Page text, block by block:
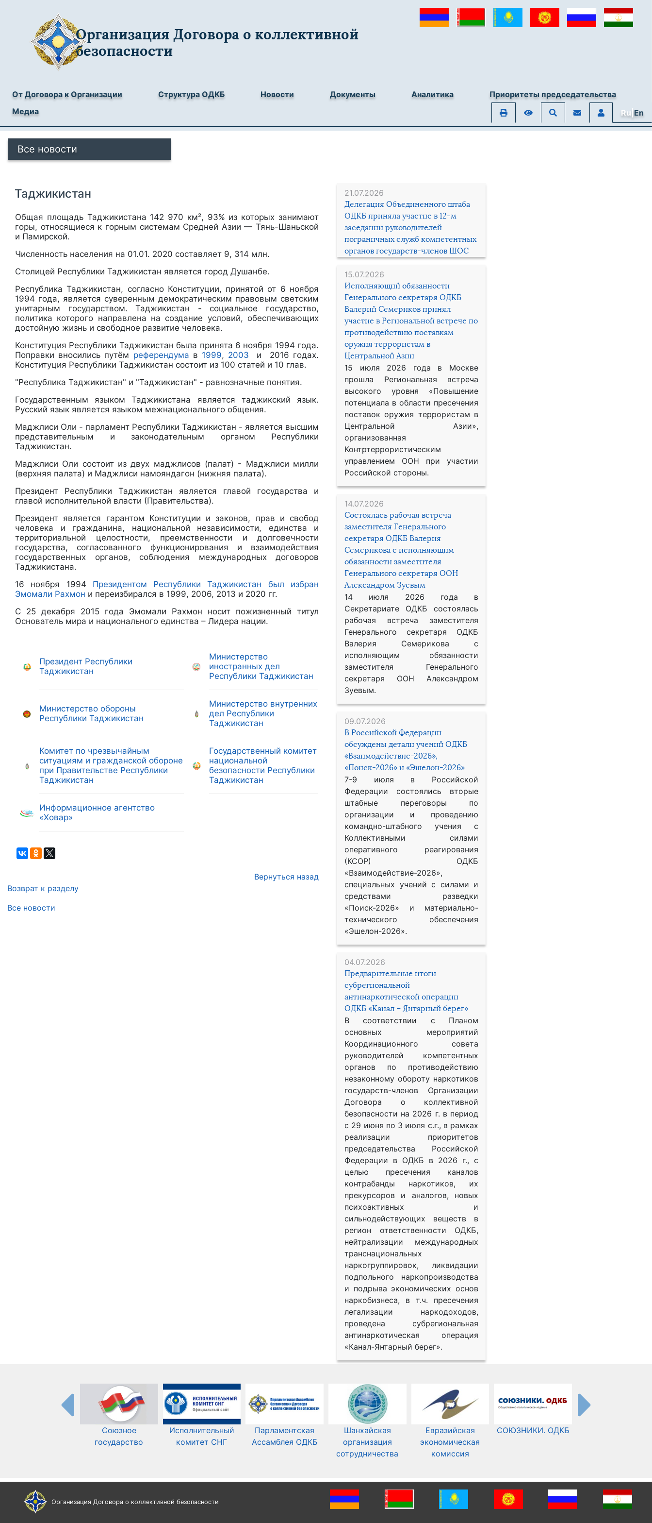
Организация Договора о коллективной
безопасности
От Договора к Организации Структура ОДКБ Новости Документы Аналитика
Приоритеты председательства
Медиа
Ru|En
Все новости
21.07.2026
Делегация Объединенного штаба
ОДКБ приняла участие в 12-м
заседании руководителей
пограничных служб компетентных
органов государств-членов ШОС
15.07.2026
Исполняющий обязанности
Генерального секретаря ОДКБ
Валерий Семериков принял
участие в Региональной встрече по
противодействию поставкам
оружия террористам в
Центральной Азии
15 июля 2026 года в Москве
прошла Региональная встреча
высокого уровня «Повышение
потенциала в области пресечения
поставок оружия террористам в
Центральной Азии»,
организованная
Контртеррористическим
управлением ООН при участии
Российской стороны.
14.07.2026
Состоялась рабочая встреча
заместителя Генерального
секретаря ОДКБ Валерия
Семерикова с исполняющим
обязанности заместителя
Генерального секретаря ООН
Александром Зуевым
14 июля 2026 года в
Секретариате ОДКБ состоялась
рабочая встреча заместителя
Генерального секретаря ОДКБ
Валерия Семерикова с
исполняющим обязанности
заместителя Генерального
секретаря ООН Александром
Зуевым.
09.07.2026
В Российской Федерации
обсуждены детали учений ОДКБ
«Взаимодействие-2026»,
«Поиск-2026» и «Эшелон-2026»
7-9 июля в Российской
Федерации состоялись вторые
штабные переговоры по
организации и проведению
командно-штабного учения с
Коллективными силами
оперативного реагирования
(КСОР) ОДКБ
«Взаимодействие-2026»,
специальных учений с силами и
средствами разведки
«Поиск-2026» и материально-
технического обеспечения
«Эшелон-2026».
04.07.2026
Предварительные итоги
субрегиональной
антинаркотической операции
ОДКБ «Канал – Янтарный берег»
В соответствии с Планом
основных мероприятий
Координационного совета
руководителей компетентных
органов по противодействию
незаконному обороту наркотиков
государств-членов Организации
Договора о коллективной
безопасности на 2026 г. в период
с 29 июня по 3 июля с.г., в рамках
реализации приоритетов
председательства Российской
Федерации в ОДКБ в 2026 г., с
целью пресечения каналов
контрабанды наркотиков, их
прекурсоров и аналогов, новых
психоактивных и
сильнодействующих веществ в
регион ответственности ОДКБ,
нейтрализации международных
транснациональных
наркогруппировок, ликвидации
подпольного наркопроизводства
и подрыва экономических основ
наркобизнеса, в т.ч. пресечения
легализации наркодоходов,
проведена субрегиональная
антинаркотическая операция
«Канал-Янтарный берег».
Таджикистан
Общая площадь Таджикистана 142 970 км², 93% из которых занимают
горы, относящиеся к горным системам Средней Азии — Тянь-Шаньской
и Памирской.
Численность населения на 01.01. 2020 составляет 9, 314 млн.
Столицей Республики Таджикистан является город Душанбе.
Республика Таджикистан, согласно Конституции, принятой от 6 ноября
1994 года, является суверенным демократическим правовым светским
унитарным государством. Таджикистан - социальное государство,
политика которого направлена на создание условий, обеспечивающих
достойную жизнь и свободное развитие человека.
Конституция Республики Таджикистан была принята 6 ноября 1994 года.
Поправки вносились путём референдума в 1999, 2003 и 2016 годах.
Конституция Республики Таджикистан состоит из 100 статей и 10 глав.
"Республика Таджикистан" и "Таджикистан" - равнозначные понятия.
Государственным языком Таджикистана является таджикский язык.
Русский язык является языком межнационального общения.
Маджлиси Оли - парламент Республики Таджикистан - является высшим
представительным и законодательным органом Республики
Таджикистан.
Маджлиси Оли состоит из двух маджлисов (палат) - Маджлиси милли
(верхняя палата) и Маджлиси намояндагон (нижняя палата).
Президент Республики Таджикистан является главой государства и
главой исполнительной власти (Правительства).
Президент является гарантом Конституции и законов, прав и свобод
человека и гражданина, национальной независимости, единства и
территориальной целостности, преемственности и долговечности
государства, согласованного функционирования и взаимодействия
государственных органов, соблюдения международных договоров
Таджикистана.
16 ноября 1994 Президентом Республики Таджикистан был избран
Эмомали Рахмон и переизбирался в 1999, 2006, 2013 и 2020 гг.
С 25 декабря 2015 года Эмомали Рахмон носит пожизненный титул
Основатель мира и национального единства – Лидера нации.
Президент Республики
Таджикистан
Министерство
иностранных дел
Республики Таджикистан
Министерство обороны
Республики Таджикистан
Министерство внутренних
дел Республики
Таджикистан
Комитет по чрезвычайным
ситуациям и гражданской обороне
при Правительстве Республики
Таджикистан
Государственный комитет
национальной
безопасности Республики
Таджикистан
Информационное агентство
«Ховар»
Вернуться назад
Возврат к разделу
Все новости
Союзное
государство
Исполнительный
комитет СНГ
Парламентская
Ассамблея ОДКБ
Шанхайская
организация
сотрудничества
Евразийская
экономическая
комиссия
СОЮЗНИКИ. ОДКБ
Организация Договора о коллективной безопасности